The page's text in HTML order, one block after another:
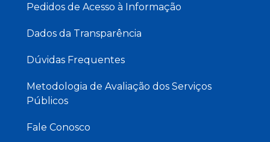
Pedidos de Acesso à Informação
Dados da Transparência
Dúvidas Frequentes
Metodologia de Avaliação dos Serviços
Públicos
Fale Conosco